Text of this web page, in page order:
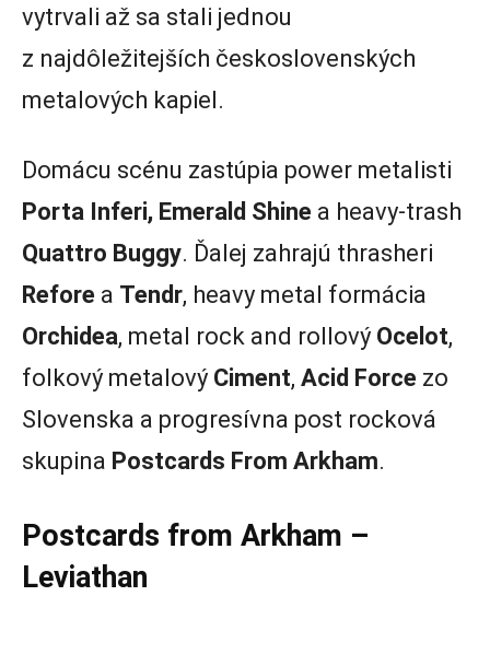
vytrvali až sa stali jednou
z najdôležitejších československých
metalových kapiel.
Domácu scénu zastúpia power metalisti
Porta Inferi, Emerald Shine a heavy-trash
Quattro Buggy. Ďalej zahrajú thrasheri
Refore a Tendr, heavy metal formácia
Orchidea, metal rock and rollový Ocelot,
folkový metalový Ciment, Acid Force zo
Slovenska a progresívna post rocková
skupina Postcards From Arkham.
Postcards from Arkham –
Leviathan